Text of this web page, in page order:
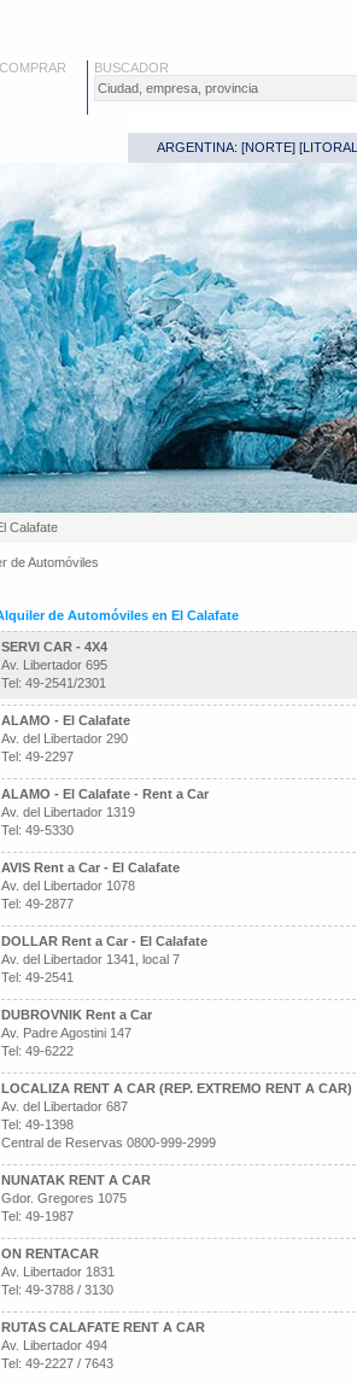
BUSCADOR
ARGENTINA: [NORTE] [LITORAL
Calafate
de Automóviles
de Automóviles en El Calafate
SERVI CAR - 4X4
Av. Libertador 695
Tel: 49-2541/2301
ALAMO - El Calafate
Av. del Libertador 290
Tel: 49-2297
ALAMO - El Calafate - Rent a Car
Av. del Libertador 1319
Tel: 49-5330
AVIS Rent a Car - El Calafate
Av. del Libertador 1078
Tel: 49-2877
DOLLAR Rent a Car - El Calafate
Av. del Libertador 1341, local 7
Tel: 49-2541
DUBROVNIK Rent a Car
Av. Padre Agostini 147
Tel: 49-6222
LOCALIZA RENT A CAR (REP. EXTREMO RENT A CAR)
Av. del Libertador 687
Tel: 49-1398
Central de Reservas 0800-999-2999
NUNATAK RENT A CAR
Gdor. Gregores 1075
Tel: 49-1987
ON RENTACAR
Av. Libertador 1831
Tel: 49-3788 / 3130
RUTAS CALAFATE RENT A CAR
Av. Libertador 494
Tel: 49-2227 / 7643